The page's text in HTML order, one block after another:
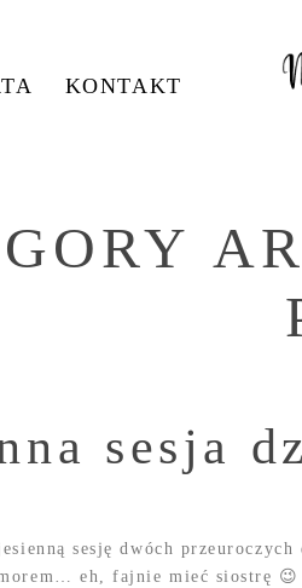
KONTAKT
sesja
sesję dwóch
eh, fajnie mieć siostrę